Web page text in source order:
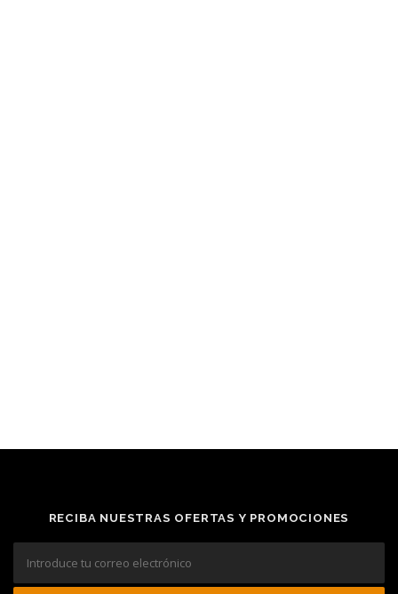
RECIBA NUESTRAS OFERTAS Y PROMOCIONES